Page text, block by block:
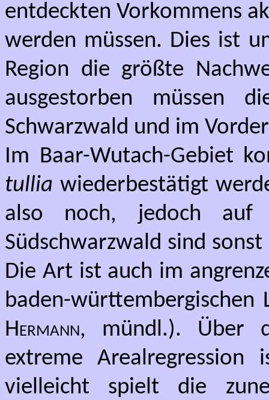
entdeckten Vorkommens
werden müssen. Dies ist
Region die größte
ausgestorben müssen
Schwarzwald und im
Im Baar-Wutach-Gebiet
tullia wiederbestätigt
also noch, jedoch auf
Südschwarzwald sind
Die Art ist auch im
baden-württembergischen
Hermann, mündl.). Über
extreme
vielleicht spielt die